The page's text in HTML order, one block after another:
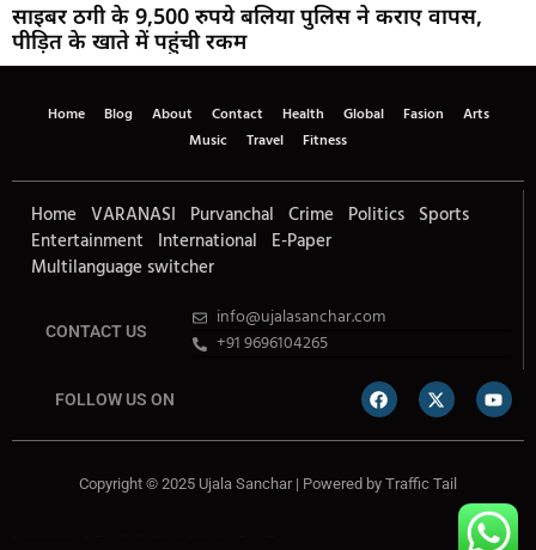
साइबर ठगी के 9,500 रुपये बलिया पुलिस ने कराए वापस,
पीड़ित के खाते में पहुंची रकम
Home Blog About Contact Health Global Fasion
Arts
Music
Travel Fitness
Home VARANASI Purvanchal Crime Politics Sports
Entertainment International E-Paper
Multilanguage switcher
CONTACT US
info@ujalasanchar.com
+91 9696104265
FOLLOW US ON
Copyright © 2025 Ujala Sanchar | Powered by Traffic Tail